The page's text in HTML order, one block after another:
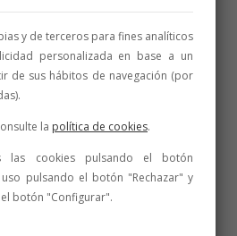
y de terceros para fines analíticos
personalizada en base a un
de sus hábitos de navegación (por
la política de cookies.
las cookies pulsando el botón
pulsando el botón "Rechazar" y
botón "Configurar".